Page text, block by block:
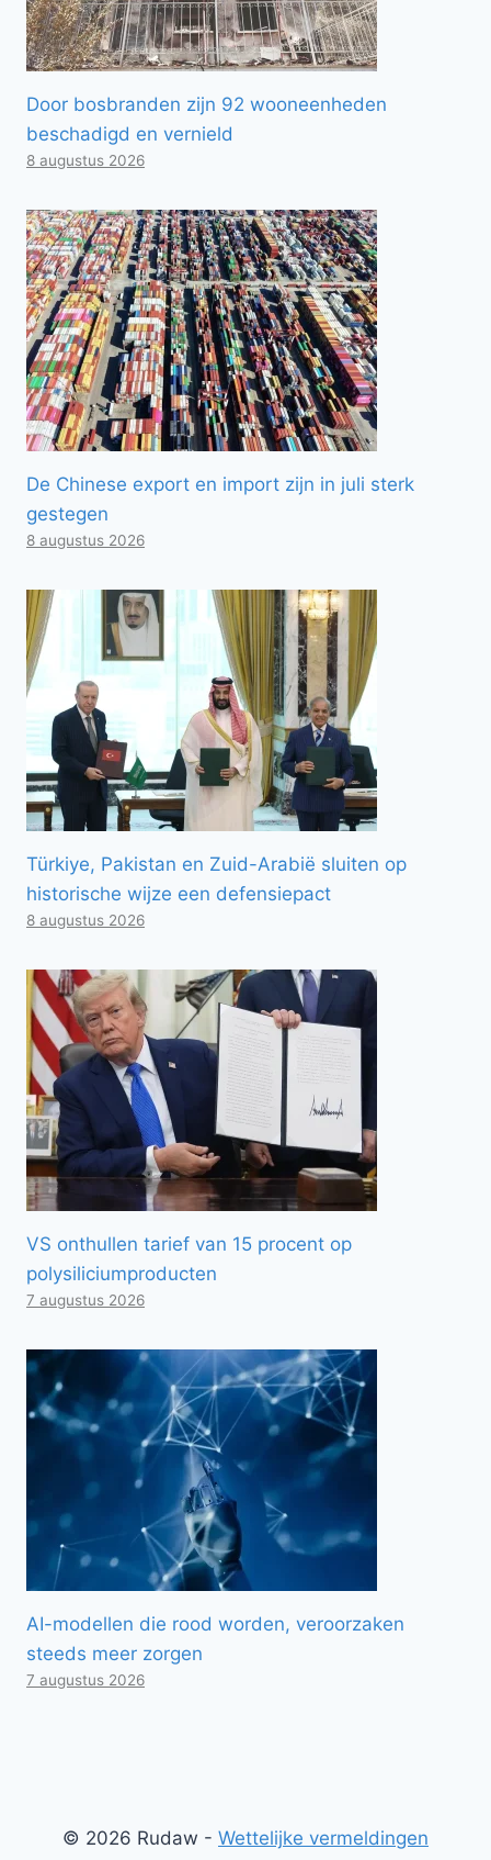
Door bosbranden zijn 92 wooneenheden
beschadigd en vernield
8 augustus 2026
De Chinese export en import zijn in juli sterk
gestegen
8 augustus 2026
Türkiye, Pakistan en Zuid-Arabië sluiten op
historische wijze een defensiepact
8 augustus 2026
VS onthullen tarief van 15 procent op
polysiliciumproducten
7 augustus 2026
AI-modellen die rood worden, veroorzaken
steeds meer zorgen
7 augustus 2026
© 2026 Rudaw - Wettelijke vermeldingen